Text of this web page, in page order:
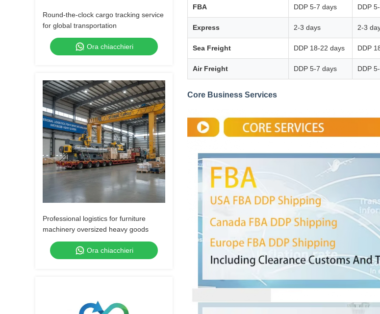
Round-the-clock cargo tracking service
for global transportation
Ora chiacchieri
Professional logistics for furniture
machinery oversized heavy goods
Ora chiacchieri
FBA DDP 5-7 days DDP
Express 2-3 days 2-3
Sea Freight DDP 18-22 days DDP
Air Freight DDP 5-7 days DDP
Core Business Services